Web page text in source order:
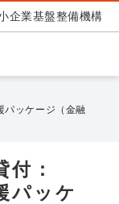
企業基盤整備機構
パッケージ（金融
付：
パッケ